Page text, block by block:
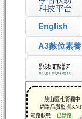
English
A3數位素養